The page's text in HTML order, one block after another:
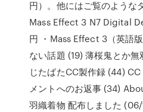
円）。他にはご覧のような
Mass Effect 3 N7 Digital
円 ・Mass Effect 3（英語
ない話題 (19) 薄桜鬼とか無
じたばたCC製作録 (44)
メントへのお返事 (34)
羽織着物 配布しました